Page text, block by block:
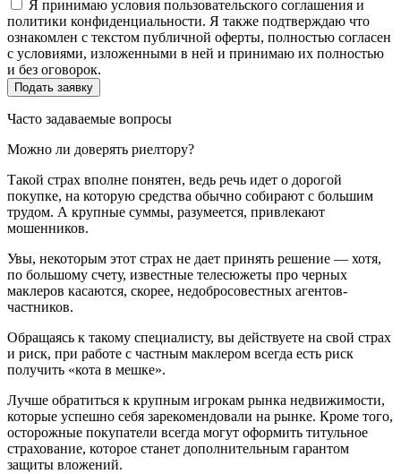
Я принимаю условия пользовательского соглашения и
политики конфиденциальности. Я также подтверждаю что
ознакомлен с текстом публичной оферты, полностью согласен
с условиями, изложенными в ней и принимаю их полностью
и без оговорок.
Часто задаваемые вопросы
Можно ли доверять риелтору?
Такой страх вполне понятен, ведь речь идет о дорогой
покупке, на которую средства обычно собирают с большим
трудом. А крупные суммы, разумеется, привлекают
мошенников.
Увы, некоторым этот страх не дает принять решение — хотя,
по большому счету, известные телесюжеты про черных
маклеров касаются, скорее, недобросовестных агентов-
частников.
Обращаясь к такому специалисту, вы действуете на свой страх
и риск, при работе с частным маклером всегда есть риск
получить «кота в мешке».
Лучше обратиться к крупным игрокам рынка недвижимости,
которые успешно себя зарекомендовали на рынке. Кроме того,
осторожные покупатели всегда могут оформить титульное
страхование, которое станет дополнительным гарантом
защиты вложений.